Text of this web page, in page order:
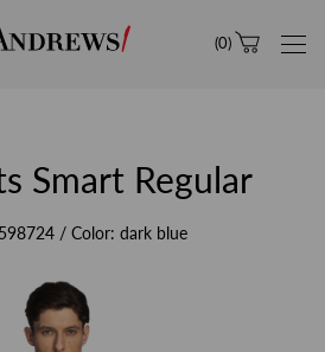
Andrews (0)
Smart Regular
598724 / Color: dark blue